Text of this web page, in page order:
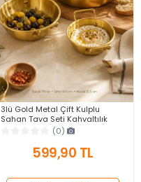
3lü Gold Metal Çift Kulplu
Sahan Tava Seti Kahvaltılık
Meze Menemen Mutfak Sofra
Sunum Kabı Seti
(0)
599,90 TL